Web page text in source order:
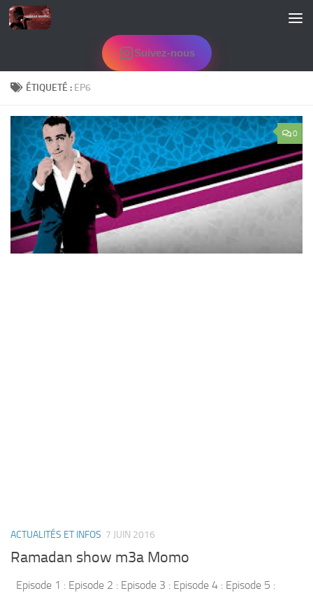
Skip to content
Suivez-nous
ÉTIQUETÉ : EP6
0
ACTUALITÉS ET INFOS 7 JUIN 2016
Ramadan show m3a Momo
Episode 1 : Episode 2 : Episode 3 : Episode 4 : Episode 5 :